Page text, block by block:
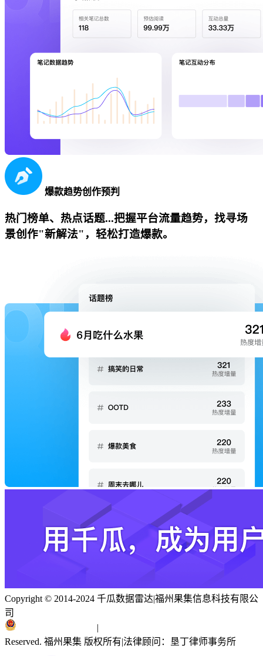
爆款趋势创作预判
热门榜单、热点话题...把握平台流量趋势，找寻场
景创作"新解法"，轻松打造爆款。
Copyright © 2014-2024 千瓜数据雷达|福州果集信息科技有限公
司
|
Reserved. 福州果集 版权所有|法律顾问：垦丁律师事务所